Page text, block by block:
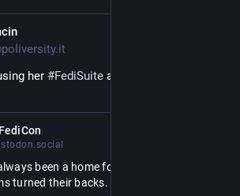
her #FediSuite app and translate it
been a home for trans folks when
turned their backs.